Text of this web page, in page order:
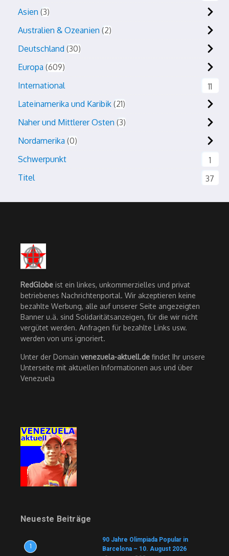
Asien 3
Australien & Ozeanien 2
Deutschland 30
Europa 609
International
11
Lateinamerika und Karibik 21
Naher und Mittlerer Osten 3
Nordamerika 0
Schwerpunkt
1
Titel
37
RedGlobe ist ein linkes, unkommerzielles und privat
betriebenes Nachrichtenportal. Wir akzeptieren keine
bezahlte Werbung, alle auf unserer Seite angezeigten
Banner u.ä. sind Solidaritätsanzeigen, für die wir nicht
vergütet werden. Anfragen für bezahlte Links usw.
werden von uns ignoriert.
Unter der Domain venezuela-aktuell.de findet Ihr unsere
Unterseite mit aktuellen Informationen aus und über
Venezuela
Neueste Beiträge
1
90 Jahre Olimpiada Popular in
Barcelona – 10. August 2026